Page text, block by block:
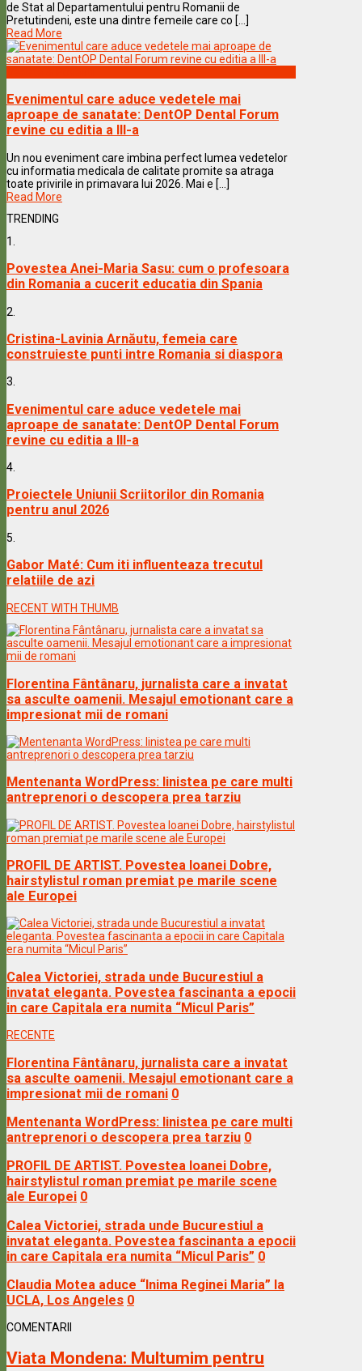
de Stat al Departamentului pentru Romanii de
Pretutindeni, este una dintre femeile care co [...]
Read More
Evenimentul care aduce vedetele mai
aproape de sanatate: DentOP Dental Forum
revine cu editia a III-a
Un nou eveniment care imbina perfect lumea vedetelor
cu informatia medicala de calitate promite sa atraga
toate privirile in primavara lui 2026. Mai e [...]
Read More
TRENDING
1.
Povestea Anei-Maria Sasu: cum o profesoara
din Romania a cucerit educatia din Spania
2.
Cristina-Lavinia Arnăutu, femeia care
construieste punti intre Romania si diaspora
3.
Evenimentul care aduce vedetele mai
aproape de sanatate: DentOP Dental Forum
revine cu editia a III-a
4.
Proiectele Uniunii Scriitorilor din Romania
pentru anul 2026
5.
Gabor Maté: Cum iti influenteaza trecutul
relatiile de azi
RECENT WITH THUMB
Florentina Fântânaru, jurnalista care a invatat
sa asculte oamenii. Mesajul emotionant care a
impresionat mii de romani
Mentenanta WordPress: linistea pe care multi
antreprenori o descopera prea tarziu
PROFIL DE ARTIST. Povestea Ioanei Dobre,
hairstylistul roman premiat pe marile scene
ale Europei
Calea Victoriei, strada unde Bucurestiul a
invatat eleganta. Povestea fascinanta a epocii
in care Capitala era numita “Micul Paris”
RECENTE
Florentina Fântânaru, jurnalista care a invatat
sa asculte oamenii. Mesajul emotionant care a
impresionat mii de romani 0
Mentenanta WordPress: linistea pe care multi
antreprenori o descopera prea tarziu 0
PROFIL DE ARTIST. Povestea Ioanei Dobre,
hairstylistul roman premiat pe marile scene
ale Europei 0
Calea Victoriei, strada unde Bucurestiul a
invatat eleganta. Povestea fascinanta a epocii
in care Capitala era numita “Micul Paris” 0
Claudia Motea aduce “Inima Reginei Maria” la
UCLA, Los Angeles 0
COMENTARII
Viata Mondena: Multumim pentru